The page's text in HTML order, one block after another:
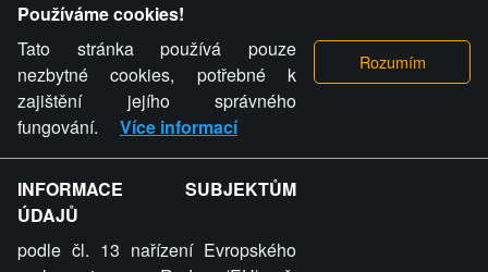
videa a komentáře. Osoba, které se toto opatření provozovatele
stránky týče, ani osoba, která umístila fotografii nebo video na
stránku, nemůže z důvodu odstranění fotografie, videa nebo
komentáře pro výše uvedenou okolnost uplatnit vůči
provozovateli stránky žádný nárok na náhradu škody nebo
nemajetkové újmy.
ZVRÁCENÝ.CZ - Svět není zvrácenej. To jen
ty lidi...
Používáme cookies!
Tato stránka používá pouze
nezbytné cookies, potřebné k
zajištění jejího správného
fungování.
Více informací
INFORMACE SUBJEKTŮM
ÚDAJŮ
podle čl. 13 nařízení Evropského